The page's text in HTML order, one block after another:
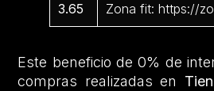
3.65 Zona fit: https://
Este beneficio de 0% de
compras realizadas en